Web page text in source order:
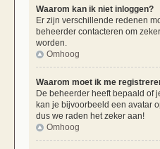
Waarom kan ik niet inloggen?
Er zijn verschillende redenen
beheerder contacteren om
worden.
Omhoog
Waarom moet ik me
De beheerder heeft bepaald of
kan je bijvoorbeeld een avatar
dus we raden het zeker aan!
Omhoog